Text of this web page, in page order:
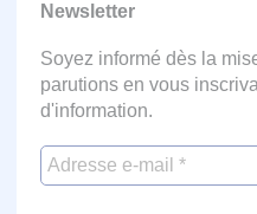
Newsletter
Soyez informé dès la
parutions en vous
d'information.